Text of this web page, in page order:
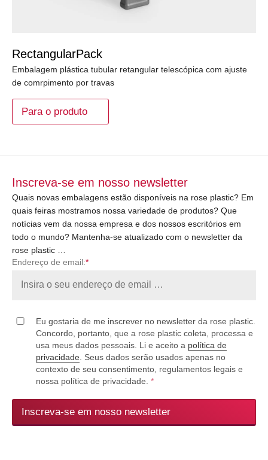
RectangularPack
Embalagem plástica tubular retangular telescópica com ajuste
de comrpimento por travas
Para o produto
Inscreva-se em nosso newsletter
Quais novas embalagens estão disponíveis na rose plastic? Em
quais feiras mostramos nossa variedade de produtos? Que
notícias vem da nossa empresa e dos nossos escritórios em
todo o mundo? Mantenha-se atualizado com o newsletter da
rose plastic …
Endereço de email:*
Eu gostaria de me inscrever no newsletter da rose plastic.
Concordo, portanto, que a rose plastic coleta, processa e
usa meus dados pessoais. Li e aceito a política de
privacidade . Seus dados serão usados apenas no
contexto de seu consentimento, regulamentos legais e
nossa política de privacidade. *
Inscreva-se em nosso newsletter